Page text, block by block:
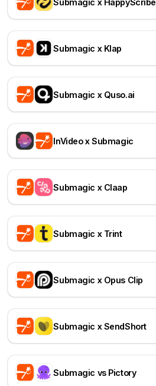
Submagic x Klap
Submagic x Quso.ai
InVideo x Submagic
Submagic x Claap
Submagic x Trint
Submagic x Opus Clip
Submagic x SendShort
Submagic vs Pictory